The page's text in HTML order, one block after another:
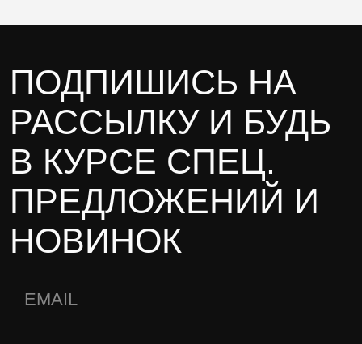
ПОДПИШИСЬ НА
РАССЫЛКУ И БУДЬ
В КУРСЕ СПЕЦ.
ПРЕДЛОЖЕНИЙ И
НОВИНОК